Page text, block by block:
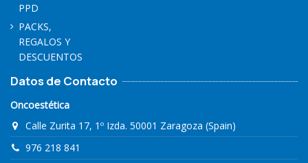
PPD
PACKS,
REGALOS Y
DESCUENTOS
Datos de Contacto
Oncoestética
Calle Zurita 17, 1º Izda. 50001 Zaragoza (Spain)
976 218 841